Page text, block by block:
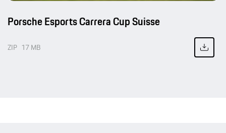
Porsche Esports Carrera Cup Suisse
ZIP 17 MB